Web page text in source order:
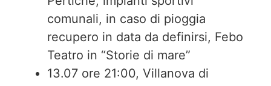
comunali, in caso di pioggia
recupero in data da definirsi, Febo
Teatro in “Storie di mare”
13.07 ore 21:00, Villanova di